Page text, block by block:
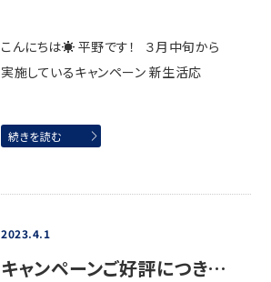
こんにちは☀ 平野です！ ３月中旬から
実施しているキャンペーン 新生活応
続きを読む
2023.4.1
キャンペーンご好評につき…